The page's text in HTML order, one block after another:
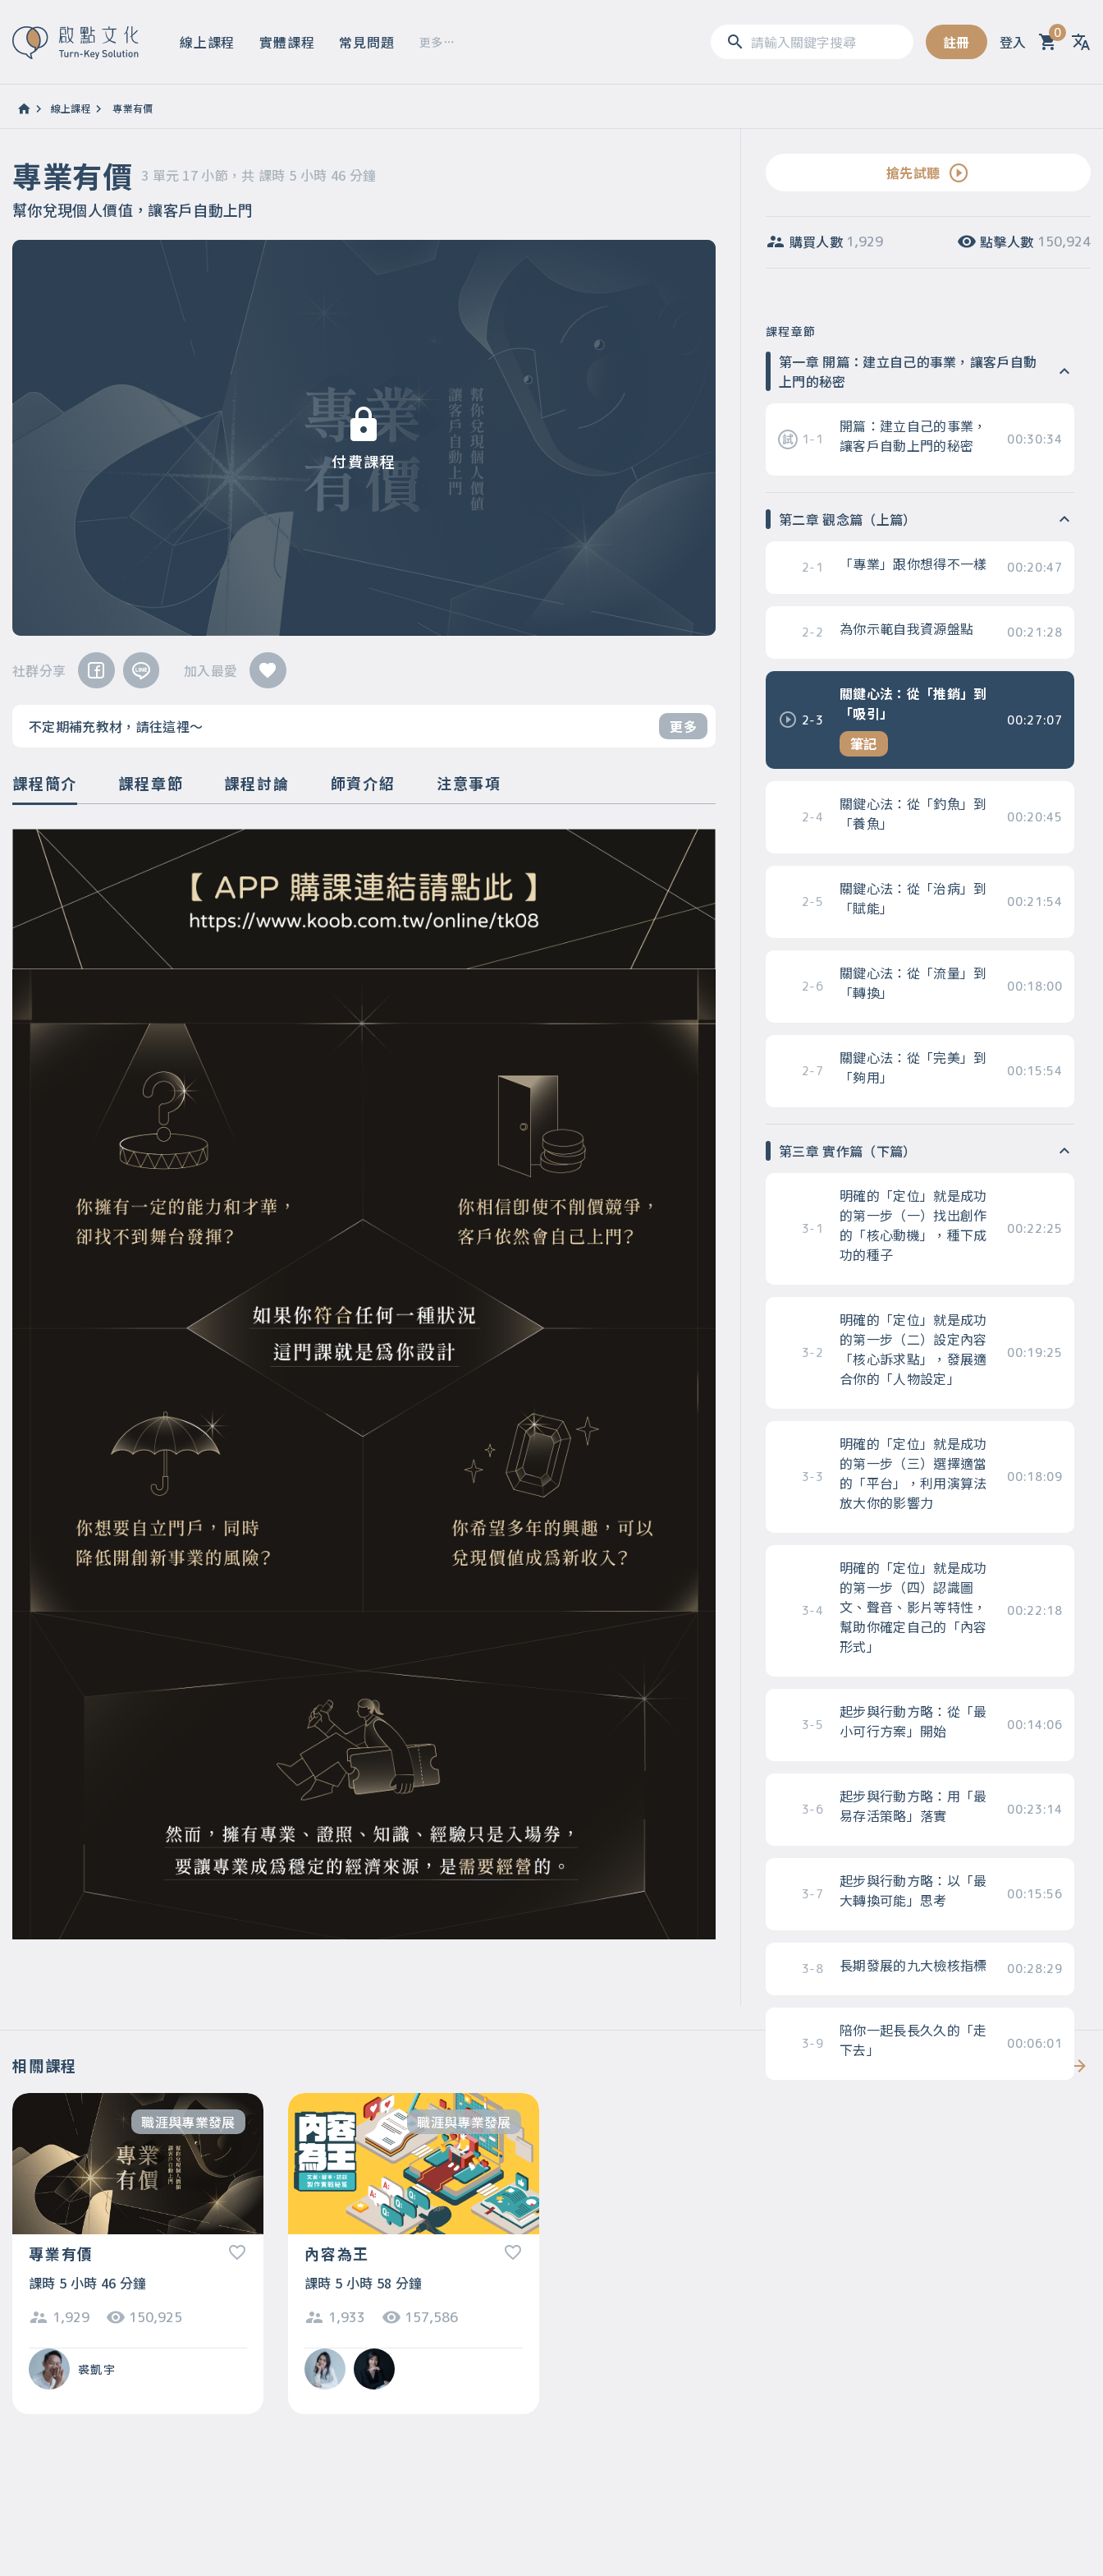
線上課程 實體課程 常見問題 更多 註冊 登入 0
3 單元 17 小節，共 課時 5 小時 46 分鐘
線上課程 專業有價
專業有價 3 單元 17 小節，共 課時 5 小時 46 分鐘
幫你兌現個人價值，讓客戶自動上門
付費課程
不定期補充教材，請往這裡～ 更多
社群分享 加入最愛
課程簡介 課程章節 課程討論 師資介紹 注意事項
搶先試聽
購買人數 1,929 點擊人數 150,924
課程章節
第一章 開篇：建立自己的事業，讓客戶自動
上門的秘密
1-1
開篇：建立自己的事業，
讓客戶自動上門的秘密
00:30:34
第二章 觀念篇（上篇）
2-1 「專業」跟你想得不一樣 00:20:47
2-2 為你示範自我資源盤點 00:21:28
2-3
關鍵心法：從「推銷」到
「吸引」
筆記
00:27:07
2-4
關鍵心法：從「釣魚」到
「養魚」
00:20:45
2-5
關鍵心法：從「治病」到
「賦能」
00:21:54
2-6
關鍵心法：從「流量」到
「轉換」
00:18:00
2-7
關鍵心法：從「完美」到
「夠用」
00:15:54
第三章 實作篇（下篇）
3-1
明確的「定位」就是成功
的第一步（一）找出創作
的「核心動機」，種下成
功的種子
00:22:25
3-2
明確的「定位」就是成功
的第一步（二）設定內容
「核心訴求點」，發展適
合你的「人物設定」
00:19:25
3-3
明確的「定位」就是成功
的第一步（三）選擇適當
的「平台」，利用演算法
放大你的影響力
00:18:09
3-4
明確的「定位」就是成功
的第一步（四）認識圖
文、聲音、影片等特性，
幫助你確定自己的「內容
形式」
00:22:18
3-5
起步與行動方略：從「最
小可行方案」開始
00:14:06
3-6
起步與行動方略：用「最
易存活策略」落實
00:23:14
3-7
起步與行動方略：以「最
大轉換可能」思考
00:15:56
3-8 長期發展的九大檢核指標 00:28:29
3-9
陪你一起長長久久的「走
下去」
00:06:01
相關課程
職涯與專業發展
專業有價
課時 5 小時 46 分鐘
1,929 150,925
裘凱宇
職涯與專業發展
內容為王
課時 5 小時 58 分鐘
1,933 157,586